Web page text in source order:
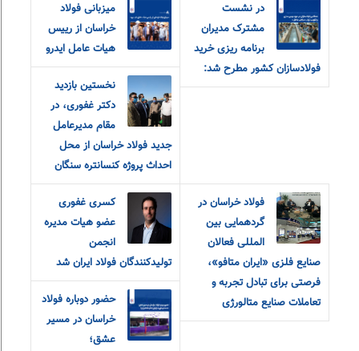
در نشست
مشترک مدیران
برنامه ریزی خرید
فولادسازان کشور مطرح شد:
میزبانی فولاد
خراسان از رییس
هیات عامل ایدرو
نخستین بازدید
دکتر غفوری، در
مقام مدیرعامل
جدید فولاد خراسان از محل
احداث پروژه کنسانتره سنگان
فولاد خراسان در
گردهمایی بین
المللی فعالان
صنایع فلزی «ایران متافو»،
فرصتی برای تبادل تجربه و
تعاملات صنایع متالورژی
کسری غفوری
عضو هیات مدیره
انجمن
تولیدکنندگان فولاد ایران شد
حضور دوباره فولاد
خراسان در مسیر
عشق؛